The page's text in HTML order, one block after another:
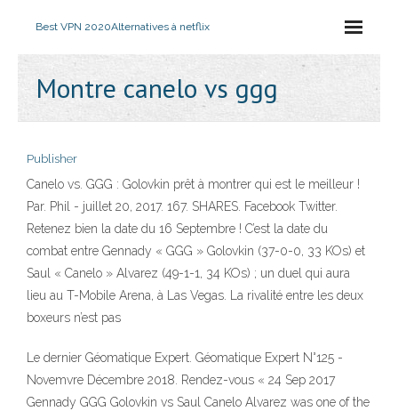
Best VPN 2020Alternatives à netflix
Montre canelo vs ggg
Publisher
Canelo vs. GGG : Golovkin prêt à montrer qui est le meilleur !
Par. Phil - juillet 20, 2017. 167. SHARES. Facebook Twitter.
Retenez bien la date du 16 Septembre ! C’est la date du
combat entre Gennady « GGG » Golovkin (37-0-0, 33 KOs) et
Saul « Canelo » Alvarez (49-1-1, 34 KOs) ; un duel qui aura
lieu au T-Mobile Arena, à Las Vegas. La rivalité entre les deux
boxeurs n’est pas
Le dernier Géomatique Expert. Géomatique Expert N°125 -
Novemvre Décembre 2018. Rendez-vous « 24 Sep 2017
Gennady GGG Golovkin vs Saul Canelo Alvarez was one of the